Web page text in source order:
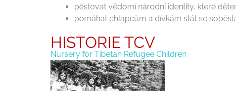
pěstovat vědomí národní identity, které
pomáhat chlapcům a dívkám stát se
HISTORIE TCV
Nursery for Tibetan Refugee Children